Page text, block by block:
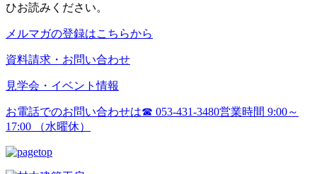
ひお読みください。
メルマガの登録はこちらから
資料請求・お問い合わせ
見学会・イベント情報
お電話でのお問い合わせは☎ 053-431-3480営業時間 9:00～
17:00 （水曜休）